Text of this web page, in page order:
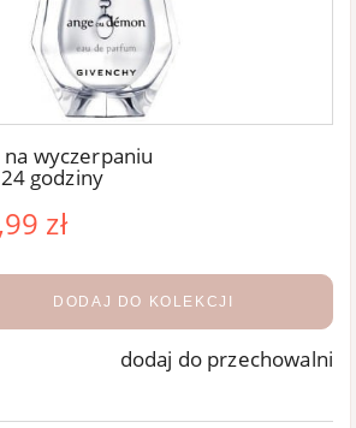
na wyczerpaniu
24 godziny
zł
DODAJ DO KOLEKCJI
dodaj do przechowalni